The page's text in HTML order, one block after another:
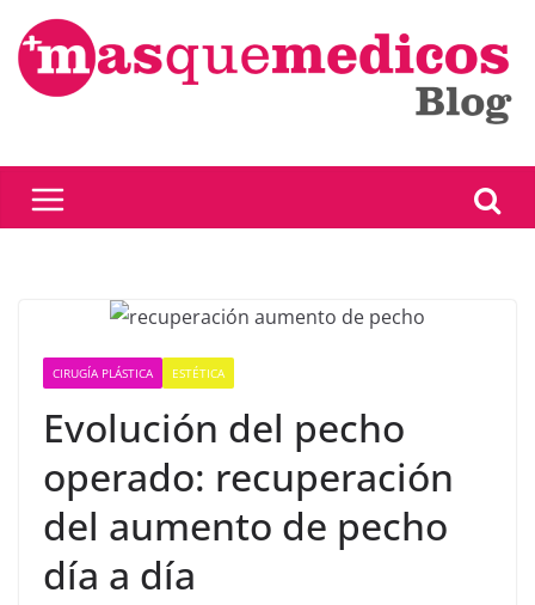
Saltar
contenido
CIRUGÍA PLÁSTICA ESTÉTICA
Evolución del pecho
operado: recuperación
del aumento de pecho
día a día